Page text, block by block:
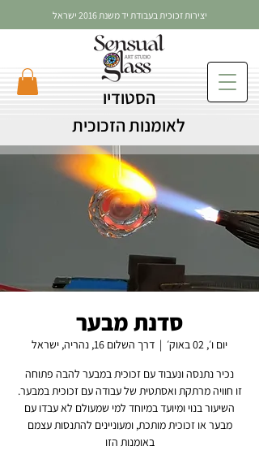
הסטודיו
לאומנות הזכוכית
יצירות זכוכית בעבודת יד משנת 2016 ישראל
סדנת מבער
יום ו׳, 02 באוק׳
  |
דרך השלום 16, נהריה, ישראל
השיעור בנוי ומיועד במיוחד למי שמעולם לא עבדו עם
מבער או זכוכית מותכת, ומעוניינים להתנסות עצמם